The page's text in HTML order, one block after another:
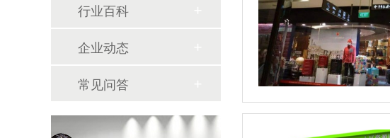
行业百科
企业动态
常见问答